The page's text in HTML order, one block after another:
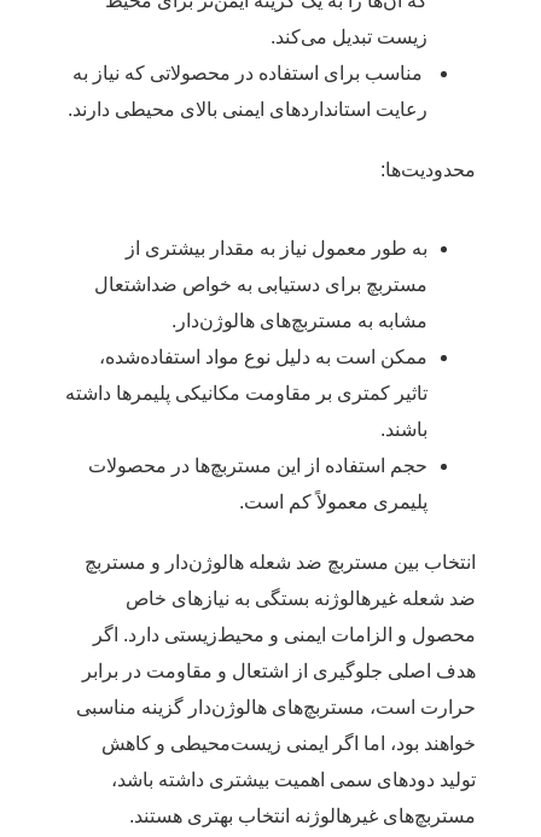
زیست تبدیل می‌کند.
مناسب برای استفاده در محصولاتی که نیاز به
رعایت استانداردهای ایمنی بالای محیطی دارند.
محدودیت‌ها:
به طور معمول نیاز به مقدار بیشتری از
مستربچ برای دستیابی به خواص ضداشتعال
مشابه به مستربچ‌های هالوژن‌دار.
ممکن است به دلیل نوع مواد استفاده‌شده،
تاثیر کمتری بر مقاومت مکانیکی پلیمرها داشته
باشند.
حجم استفاده از این مستربچ‌ها در محصولات
پلیمری معمولاً کم است.
انتخاب بین مستربچ ضد شعله هالوژن‌دار و مستربچ
ضد شعله غیرهالوژنه بستگی به نیازهای خاص
محصول و الزامات ایمنی و محیط‌زیستی دارد. اگر
هدف اصلی جلوگیری از اشتعال و مقاومت در برابر
حرارت است، مستربچ‌های هالوژن‌دار گزینه مناسبی
خواهند بود، اما اگر ایمنی زیست‌محیطی و کاهش
تولید دودهای سمی اهمیت بیشتری داشته باشد،
مستربچ‌های غیرهالوژنه انتخاب بهتری هستند.